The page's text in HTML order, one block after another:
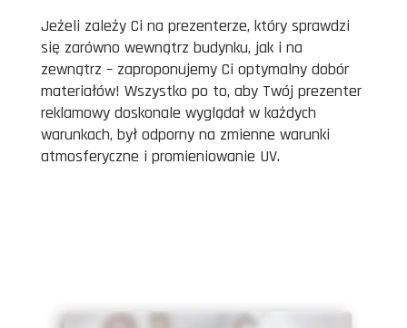
Jeżeli zależy Ci na prezenterze, który sprawdzi
się zarówno wewnątrz budynku, jak i na
zewnątrz – zaproponujemy Ci optymalny dobór
materiałów! Wszystko po to, aby Twój prezenter
reklamowy doskonale wyglądał w każdych
warunkach, był odporny na zmienne warunki
atmosferyczne i promieniowanie UV.